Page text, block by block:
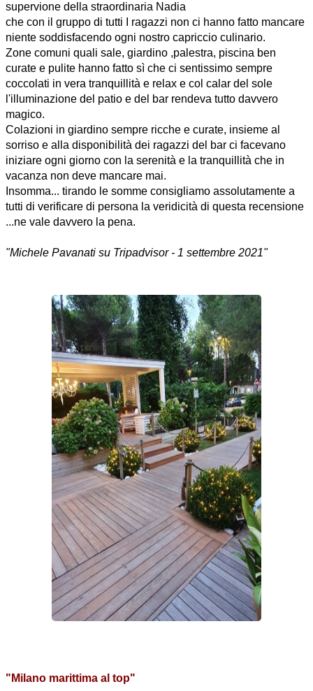
supervione della straordinaria Nadia
che con il gruppo di tutti I ragazzi non ci hanno fatto mancare
niente soddisfacendo ogni nostro capriccio culinario.
Zone comuni quali sale, giardino ,palestra, piscina ben
curate e pulite hanno fatto sì che ci sentissimo sempre
coccolati in vera tranquillità e relax e col calar del sole
l'illuminazione del patio e del bar rendeva tutto davvero
magico.
Colazioni in giardino sempre ricche e curate, insieme al
sorriso e alla disponibilità dei ragazzi del bar ci facevano
iniziare ogni giorno con la serenità e la tranquillità che in
vacanza non deve mancare mai.
Insomma... tirando le somme consigliamo assolutamente a
tutti di verificare di persona la veridicità di questa recensione
...ne vale davvero la pena.
"Michele Pavanati su Tripadvisor - 1 settembre 2021"
"Milano marittima al top"